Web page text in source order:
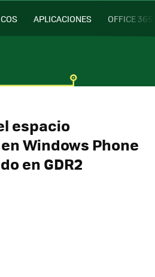
APLICACIONES OFFICE 365
espacio
Windows Phone
en GDR2